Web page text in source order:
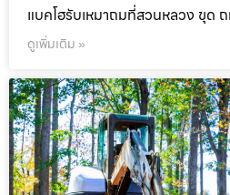
แบคโฮรับเหมาถมที่สวนหลวง ขุด
ดูเพิ่มเติม »